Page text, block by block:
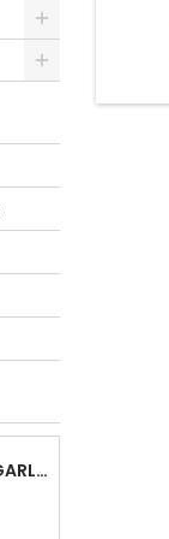
EVAPORATIVO GARLAND COOL 1530